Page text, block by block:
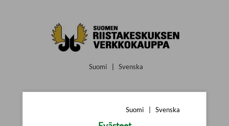
Suomi Svenska
Suomi Svenska